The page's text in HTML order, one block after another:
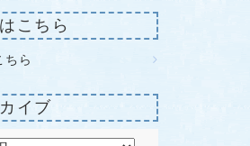
こちら
ちら
イブ